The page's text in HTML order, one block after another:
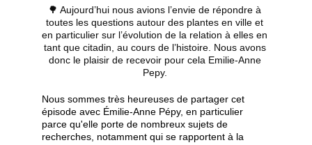
Nous sommes très heureuses de partager cet
épisode avec Émilie-Anne Pépy, en particulier
parce qu'elle porte de nombreux sujets de
recherches, notamment qui se rapportent à la
🌳 Aujourd’hui nous avions l’envie de répondre à
toutes les questions autour des plantes en ville et
en particulier sur l’évolution de la relation à elles en
tant que citadin, au cours de l’histoire. Nous avons
donc le plaisir de recevoir pour cela Emilie-Anne
Pepy.